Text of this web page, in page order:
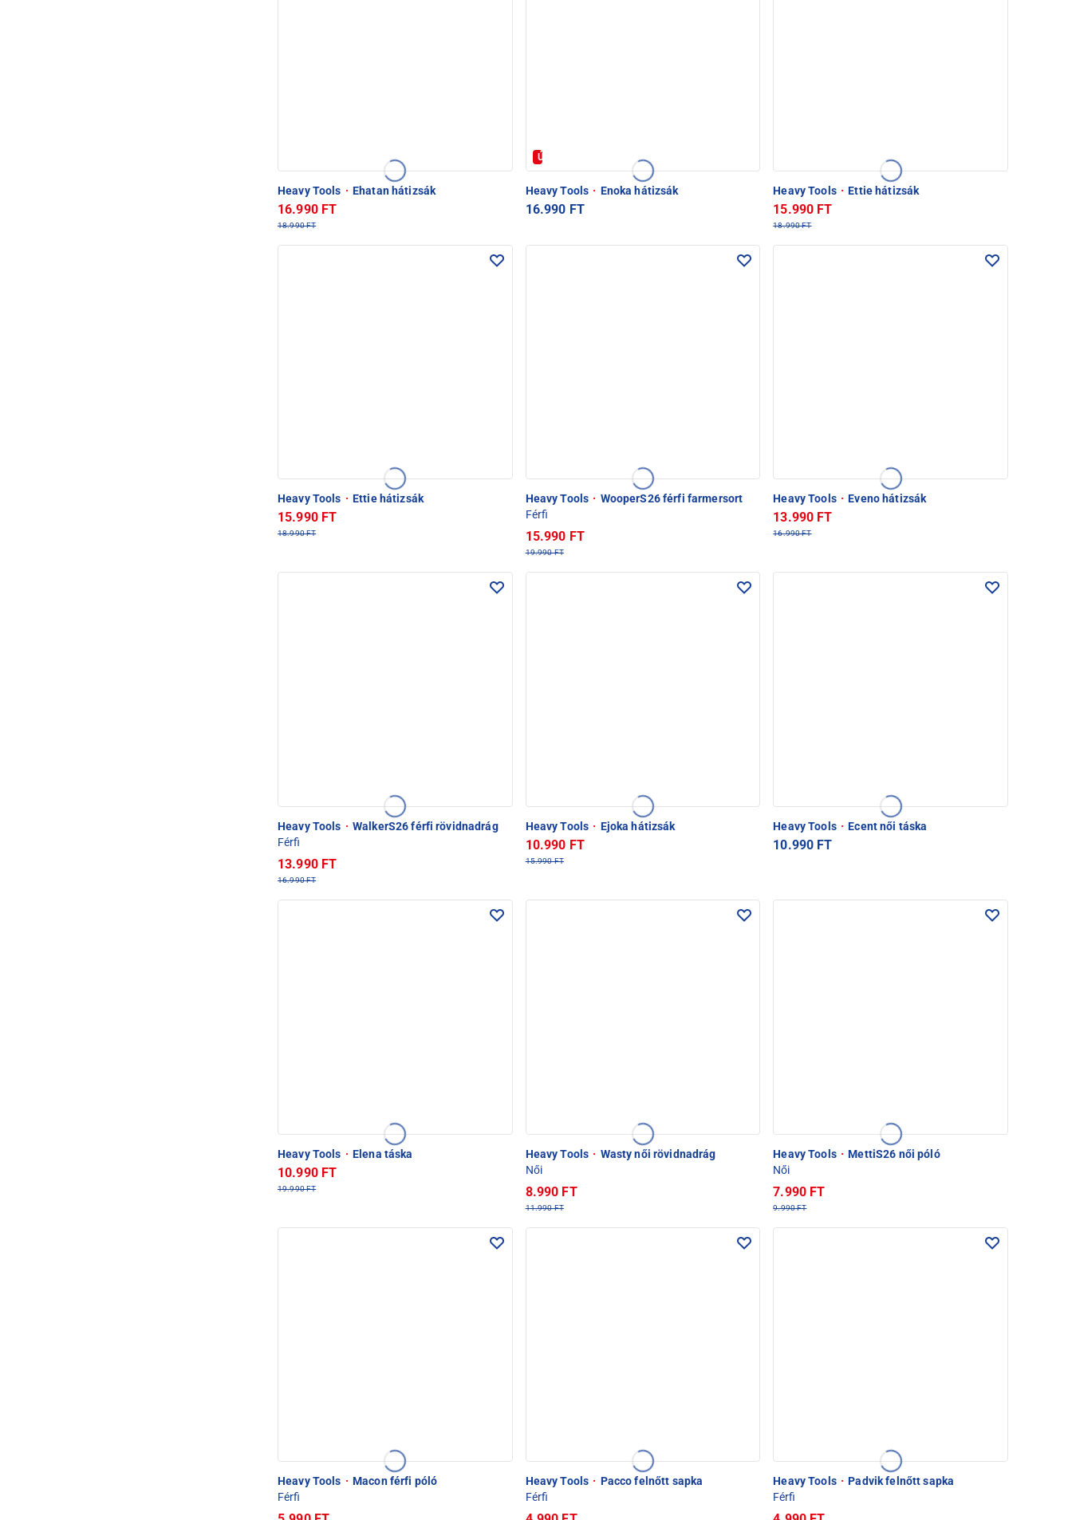
Heavy Tools · Ehatan hátizsák
16.990 FT
18.990 FT
Új
Heavy Tools · Enoka hátizsák
16.990 FT
Heavy Tools · Ettie hátizsák
15.990 FT
18.990 FT
Heavy Tools · Ettie hátizsák
15.990 FT
18.990 FT
Heavy Tools · WooperS26 férfi farmersort
Férfi
15.990 FT
19.990 FT
Heavy Tools · Eveno hátizsák
13.990 FT
16.990 FT
Heavy Tools · WalkerS26 férfi rövidnadrág
Férfi
13.990 FT
16.990 FT
Heavy Tools · Ejoka hátizsák
10.990 FT
15.990 FT
Heavy Tools · Ecent női táska
10.990 FT
Heavy Tools · Elena táska
10.990 FT
19.990 FT
Heavy Tools · Wasty női rövidnadrág
Női
8.990 FT
11.990 FT
Heavy Tools · MettiS26 női póló
Női
7.990 FT
9.990 FT
Heavy Tools · Macon férfi póló
Férfi
Heavy Tools · Pacco felnőtt sapka
Férfi
Heavy Tools · Padvik felnőtt sapka
Férfi